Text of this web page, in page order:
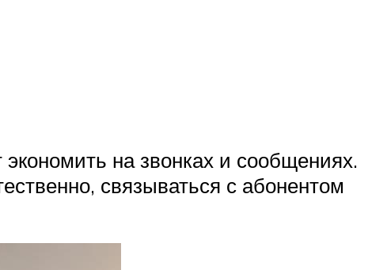
на звонках и сообщениях.
связываться с абонентом